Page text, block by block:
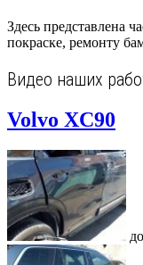
Здесь представлена
покраске, ремонту
Видео наших
Volvo XC90
до